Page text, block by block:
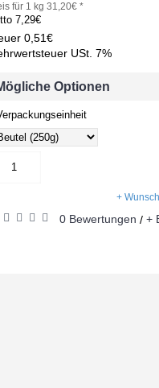
für 1 kg 31,20€ *
7,29€
0,51€
USt. 7%
Optionen
+
0 Bewertungen / +